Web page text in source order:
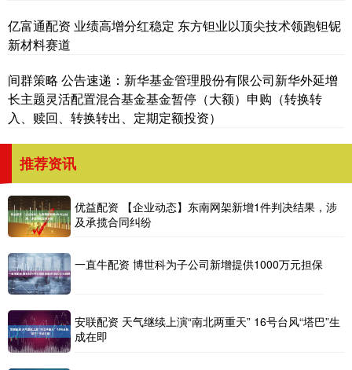
亿富通配资 业绩高增分红稳定 东方钽业以顶尖技术领跑钽铌
新材料赛道
间群策略 公告速递：新华基金管理股份有限公司新华外延增
长主题灵活配置混合基金基金暂停（大额）申购（转换转
入、赎回、转换转出、定期定额投资）
推荐资讯
优益配资 【企业动态】东南网架新增1件判决结果，涉
及承揽合同纠纷
一直牛配资 博世科为子公司新增提供1000万元担保
安联配资 天气继续上演“南北两重天” 16号台风“塔巴”生
成在即